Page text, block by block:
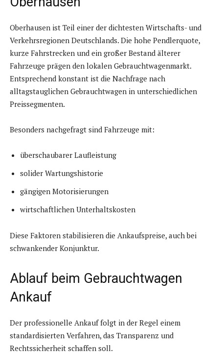
Oberhausen ist Teil einer der dichtesten Wirtschafts- und
Verkehrsregionen Deutschlands. Die hohe Pendlerquote,
kurze Fahrstrecken und ein großer Bestand älterer
Fahrzeuge prägen den lokalen Gebrauchtwagenmarkt.
Entsprechend konstant ist die Nachfrage nach
alltagstauglichen Gebrauchtwagen in unterschiedlichen
Preissegmenten.
Besonders nachgefragt sind Fahrzeuge mit:
überschaubarer Laufleistung
solider Wartungshistorie
gängigen Motorisierungen
wirtschaftlichen Unterhaltskosten
Diese Faktoren stabilisieren die Ankaufspreise, auch bei
schwankender Konjunktur.
Ablauf beim Gebrauchtwagen
Ankauf
Der professionelle Ankauf folgt in der Regel einem
standardisierten Verfahren, das Transparenz und
Rechtssicherheit schaffen soll.